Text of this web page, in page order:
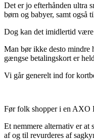
Det er jo efterhånden ultra
børn og babyer, samt også
Dog kan det imidlertid være
Man bør ikke desto mindre
gængse betalingskort er
Vi går generelt ind for
Før folk shopper i en AXO
Et nemmere alternativ er
af og til revurderes af